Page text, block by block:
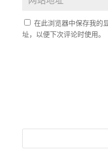
在此浏览器中保存我的
址，以便下次评论时使用。